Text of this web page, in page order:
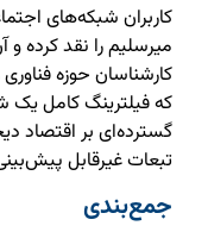
کاربران شبکه‌های
میرسلیم را نقد کرده و
کارشناسان حوزه
که فیلترینگ کامل یک
گسترده‌ای بر اقتصاد
تبعات غیرقابل
جمع‌بندی